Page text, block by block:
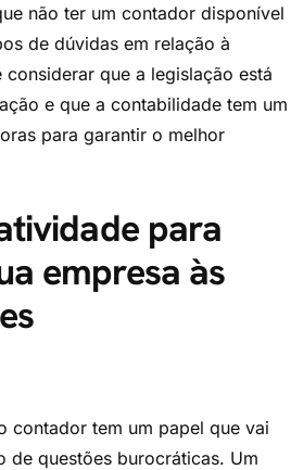
não ter um contador disponível
de dúvidas em relação à
que a legislação está
e que a contabilidade tem um
para garantir o melhor
para
empresa às
contador tem um papel que vai
de questões burocráticas. Um